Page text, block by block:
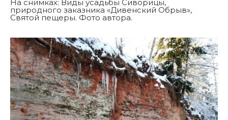
На снимках: Виды усадьбы Сиворицы,
природного заказника «Дивенский Обрыв»,
Святой пещеры. Фото автора.